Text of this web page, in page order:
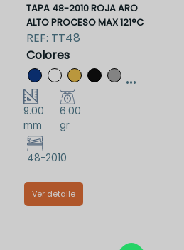
TAPA 48-2010 ROJA ARO
ALTO PROCESO MAX 121°C
REF: TT48
Colores
...
9.00
mm
6.00
gr
48-2010
Ver detalle